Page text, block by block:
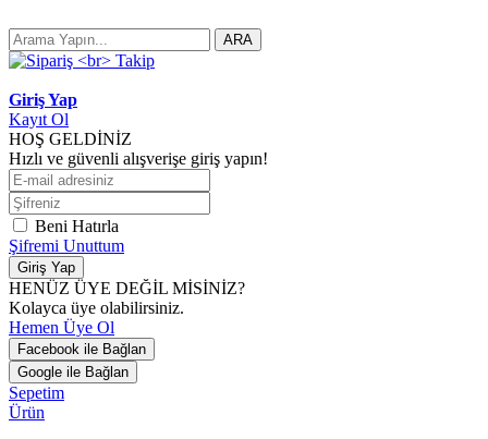
ARA
Giriş Yap
Kayıt Ol
HOŞ GELDİNİZ
Hızlı ve güvenli alışverişe giriş yapın!
Beni Hatırla
Şifremi Unuttum
Giriş Yap
HENÜZ ÜYE DEĞİL MİSİNİZ?
Kolayca üye olabilirsiniz.
Hemen Üye Ol
Facebook ile Bağlan
Google ile Bağlan
Sepetim
Ürün